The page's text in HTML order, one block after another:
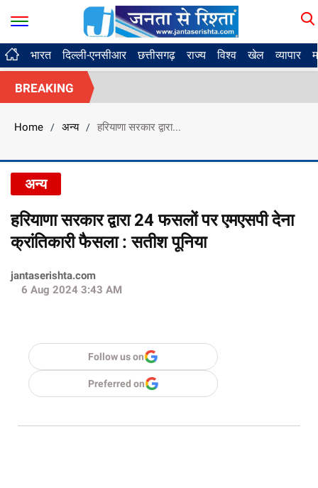
भारत दिल्ली-एनसीआर छत्तीसगढ़ राज्य विश्व खेल व्यापार
BREAKING
Home / अन्य / हरियाणा सरकार द्वारा...
अन्य
हरियाणा सरकार द्वारा 24 फसलों पर एमएसपी देना
क्रांतिकारी फैसला : सतीश पूनिया
jantaserishta.com
6 Aug 2024 3:43 AM
Follow us on
Preferred on